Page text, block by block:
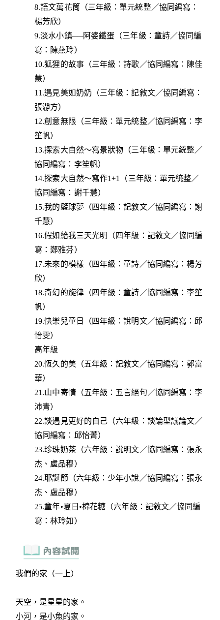
8.語文萬花筒（三年級：單元統整／協同編寫：
楊芳欣）
9.淡水小鎮──阿婆鐵蛋（三年級：童詩／協同編
寫：陳燕玲）
10.狐狸的故事（三年級：詩歌／協同編寫：陳佳
慧）
11.遇見美如奶奶（三年級：記敘文／協同編寫：
張瀞方）
12.創意無限（三年級：單元統整／協同編寫：李
笙帆）
13.探索大自然～寫景狀物（三年級：單元統整／
協同編寫：李笙帆）
14.探索大自然～寫作1+1（三年級：單元統整／
協同編寫：謝千慧）
15.我的籃球夢（四年級：記敘文／協同編寫：謝
千慧）
16.假如給我三天光明（四年級：記敘文／協同編
寫：鄭雅芬）
17.未來的模樣（四年級：童詩／協同編寫：楊芳
欣）
18.奇幻的旋律（四年級：童詩／協同編寫：李笙
帆）
19.快樂兒童日（四年級：說明文／協同編寫：邱
怡雯）
高年級
20.恆久的美（五年級：記敘文／協同編寫：郭富
華）
21.山中寄情（五年級：五言絕句／協同編寫：李
沛青）
22.談遇見更好的自己（六年級：談論型議論文／
協同編寫：邱怡菁）
23.珍珠奶茶（六年級：說明文／協同編寫：張永
杰、盧品穆）
24.耶誕節（六年級：少年小說／協同編寫：張永
杰、盧品穆）
25.童年•夏日•棉花糖（六年級：記敘文／協同編
寫：林玲如）